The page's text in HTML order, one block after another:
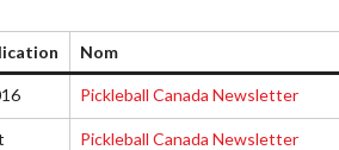
Nom
Pickleball Canada Newsletter
Pickleball Canada Newsletter